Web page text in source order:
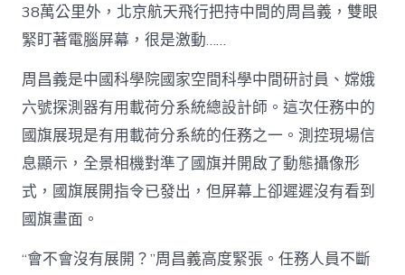
38萬公里外，北京航天飛行把持中間的周昌義，雙眼
緊盯著電腦屏幕，很是激動……
周昌義是中國科學院國家空間科學中間研討員、嫦娥
六號探測器有用載荷分系統總設計師。這次任務中的
國旗展現是有用載荷分系統的任務之一。測控現場信
息顯示，全景相機對準了國旗并開啟了動態攝像形
式，國旗展開指令已發出，但屏幕上卻遲遲沒有看到
國旗畫面。
“會不會沒有展開？”周昌義高度緊張。任務人員不斷